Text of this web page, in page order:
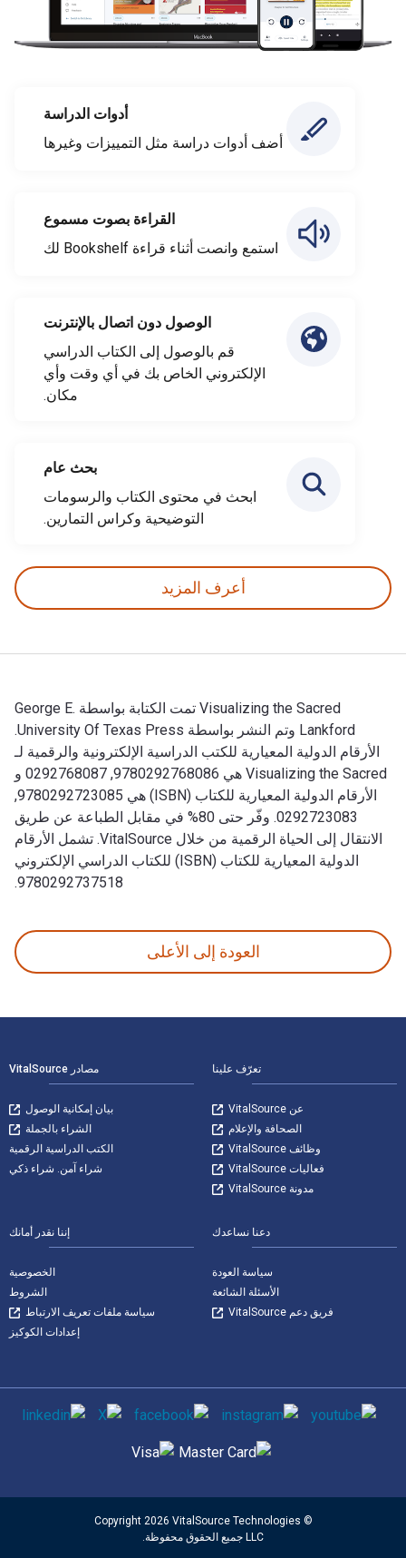
أدوات الدراسة
أضف أدوات دراسة مثل التمييزات وغيرها
القراءة بصوت مسموع
استمع وانصت أثناء قراءة Bookshelf لك
الوصول دون اتصال بالإنترنت
قم بالوصول إلى الكتاب الدراسي
الإلكتروني الخاص بك في أي وقت وأي
مكان.
بحث عام
ابحث في محتوى الكتاب والرسومات
التوضيحية وكراس التمارين.
أعرف المزيد
Visualizing the Sacred تمت الكتابة بواسطة George E.
Lankford وتم النشر بواسطة University Of Texas Press.
الأرقام الدولية المعيارية للكتب الدراسية الإلكترونية والرقمية لـ
Visualizing the Sacred هي 9780292768086, 0292768087 و
الأرقام الدولية المعيارية للكتاب (ISBN) هي 9780292723085,
0292723083. وفّر حتى 80% في مقابل الطباعة عن طريق
الانتقال إلى الحياة الرقمية من خلال VitalSource. تشمل الأرقام
الدولية المعيارية للكتاب (ISBN) للكتاب الدراسي الإلكتروني
9780292737518.
العودة إلى الأعلى
تعرّف علينا
عن VitalSource
الصحافة والإعلام
وظائف VitalSource
فعاليات VitalSource
مدونة VitalSource
مصادر VitalSource
بيان إمكانية الوصول
الشراء بالجملة
الكتب الدراسية الرقمية
شراء آمن. شراء ذكي
دعنا نساعدك
سياسة العودة
الأسئلة الشائعة
فريق دعم VitalSource
إننا نقدر أمانك
الخصوصية
الشروط
سياسة ملفات تعريف الارتباط
إعدادات الكوكيز
وسائل التواصل الاجتماعي
© Copyright 2026 VitalSource Technologies
LLC جميع الحقوق محفوظة.